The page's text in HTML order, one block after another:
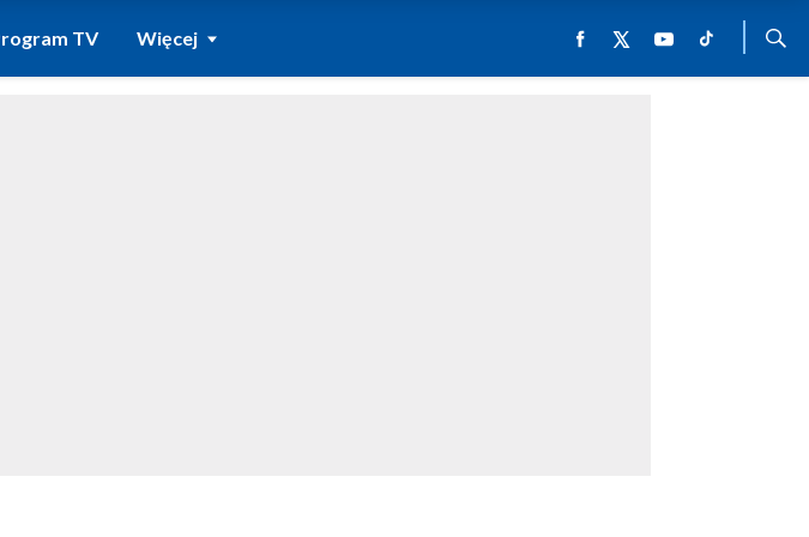
TV Więcej